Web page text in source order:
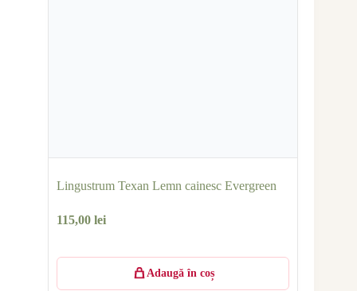
Lingustrum Texan Lemn cainesc Evergreen
115,00 lei
Adaugă în coș